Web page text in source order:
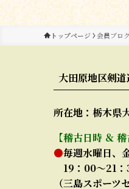
トップページ 会員ブロ
大田原地区剣
所在地：栃木県
【稽古日時 ＆ 稽
●毎週水曜日、
19：00～21
（三島スポーツ